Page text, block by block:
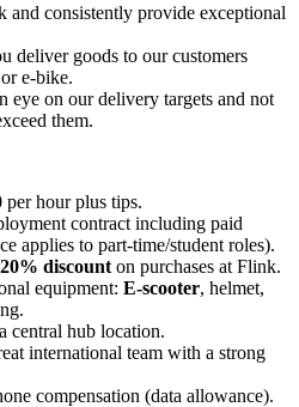
and consistently provide exceptional
deliver goods to our customers
or e-bike.
eye on our delivery targets and not
them.
per hour plus tips.
contract including paid
applies to part-time/student roles).
discount on purchases at Flink.
equipment: E-scooter, helmet,
central hub location.
international team with a strong
compensation (data allowance).